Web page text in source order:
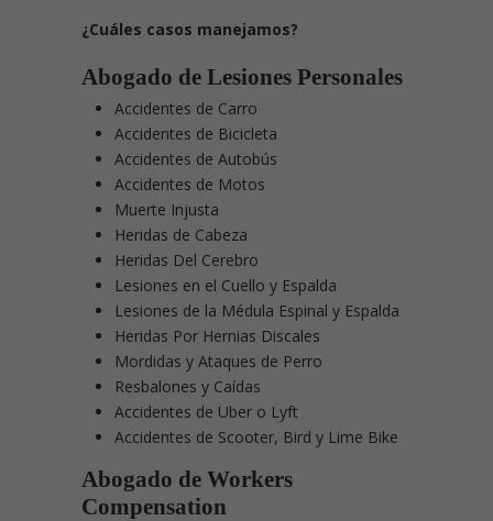
¿Cuáles casos manejamos?
Abogado de Lesiones Personales
Accidentes de Carro
Accidentes de Bicicleta
Accidentes de Autobús
Accidentes de Motos
Muerte Injusta
Heridas de Cabeza
Heridas Del Cerebro
Lesiones en el Cuello y Espalda
Lesiones de la Médula Espinal y Espalda
Heridas Por Hernias Discales
Mordidas y Ataques de Perro
Resbalones y Caídas
Accidentes de Uber o Lyft
Accidentes de Scooter, Bird y Lime Bike
Abogado de Workers
Compensation